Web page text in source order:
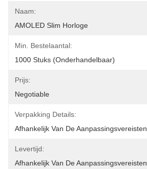
Naam:
AMOLED Slim Horloge
Min. Bestelaantal:
1000 Stuks (onderhandelbaar)
Prijs:
Negotiable
Verpakking Details:
Afhankelijk Van De Aanpassingsvereisten
Levertijd:
Afhankelijk Van De Aanpassingsvereisten